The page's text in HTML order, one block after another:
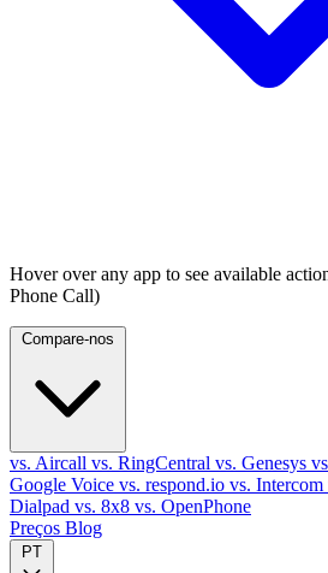
Hover over any app to see available
Phone Call)
vs. Aircall vs. RingCentral vs. Genesys
Google Voice vs. respond.io vs. Intercom
Dialpad vs. 8x8 vs. OpenPhone
Preços Blog
PT